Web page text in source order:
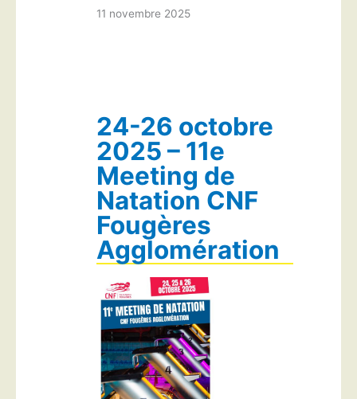
11 novembre 2025
24-26 octobre
2025 – 11e
Meeting de
Natation CNF
Fougères
Agglomération